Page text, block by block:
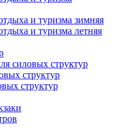
и туризма зимняя
и туризма летняя
силовых структур
структур
структур